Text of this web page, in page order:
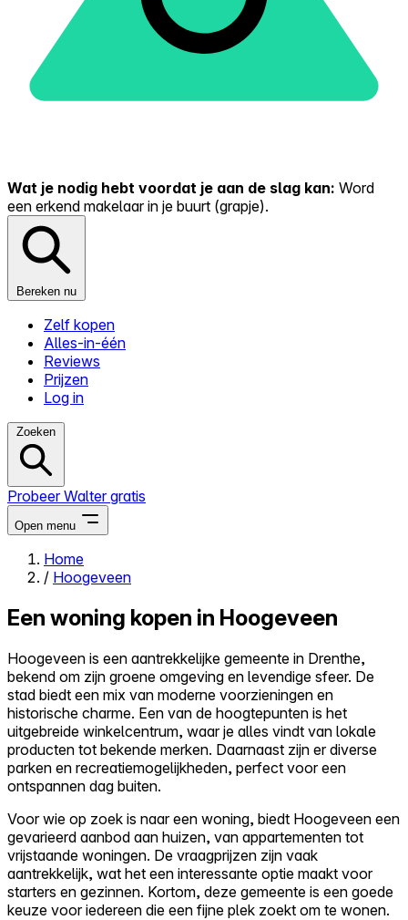
Wat je nodig hebt voordat je aan de slag kan: Word
een erkend makelaar in je buurt (grapje).
Bereken nu
Zelf kopen
Alles-in-één
Reviews
Prijzen
Log in
Zoeken
Probeer Walter gratis
Open menu
Close menu
Zelf kopen
Alles-in-één
Reviews
Prijzen
Log in
Probeer Walter gratis
Home
/ Hoogeveen
Een woning kopen in Hoogeveen
Hoogeveen is een aantrekkelijke gemeente in Drenthe,
bekend om zijn groene omgeving en levendige sfeer. De
stad biedt een mix van moderne voorzieningen en
historische charme. Een van de hoogtepunten is het
uitgebreide winkelcentrum, waar je alles vindt van lokale
producten tot bekende merken. Daarnaast zijn er diverse
parken en recreatiemogelijkheden, perfect voor een
ontspannen dag buiten.
Voor wie op zoek is naar een woning, biedt Hoogeveen een
gevarieerd aanbod aan huizen, van appartementen tot
vrijstaande woningen. De vraagprijzen zijn vaak
aantrekkelijk, wat het een interessante optie maakt voor
starters en gezinnen. Kortom, deze gemeente is een goede
keuze voor iedereen die een fijne plek zoekt om te wonen.